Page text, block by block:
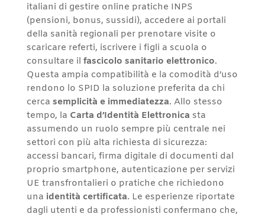
italiani di gestire online pratiche INPS
(pensioni, bonus, sussidi), accedere ai portali
della sanità regionali per prenotare visite o
scaricare referti, iscrivere i figli a scuola o
consultare il fascicolo sanitario elettronico.
Questa ampia compatibilità e la comodità d’uso
rendono lo SPID la soluzione preferita da chi
cerca semplicità e immediatezza. Allo stesso
tempo, la Carta d’Identità Elettronica sta
assumendo un ruolo sempre più centrale nei
settori con più alta richiesta di sicurezza:
accessi bancari, firma digitale di documenti dal
proprio smartphone, autenticazione per servizi
UE transfrontalieri o pratiche che richiedono
una identità certificata. Le esperienze riportate
dagli utenti e da professionisti confermano che,